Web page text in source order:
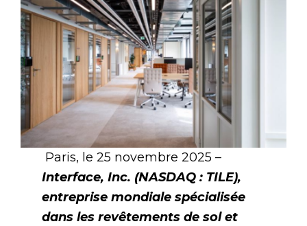
Paris, le 25 novembre 2025 –
Interface, Inc. (NASDAQ : TILE),
entreprise mondiale spécialisée
dans les revêtements de sol et